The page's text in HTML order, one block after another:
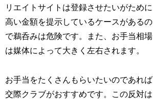
リエイトサイトは登録させたいがために
高い金額を提示しているケースがあるの
で鵜呑みは危険です。また、お手当相場
は媒体によって大きく左右されます。
お手当をたくさんもらいたいのであれば
交際クラブがおすすめです。この反対は